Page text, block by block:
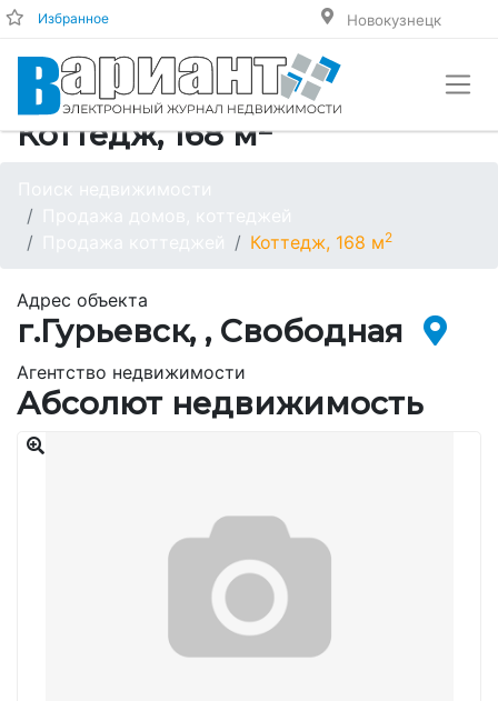
Избранное Новокузнецк
Коттедж, 168 м2
Коттедж, 168 м2
Адрес объекта
г.Гурьевск, , Свободная
Агентство недвижимости
Абсолют недвижимость